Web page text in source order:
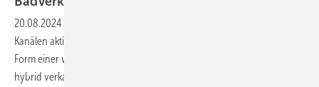
20.08.2024
Kanälen aktiv sein, um Kunden zu erreichen. Also auch digital, etwa in
Form einer virtuellen Ausstellung. Im Fachjargon heißt das dann:
hybrid verkaufen mit digitaler Unterstützung. Das klingt komplizierter,